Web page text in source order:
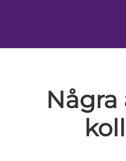
Några